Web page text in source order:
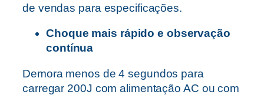
de vendas para especificações.
Choque mais rápido e observação
contínua
Demora menos de 4 segundos para
carregar 200J com alimentação AC ou com